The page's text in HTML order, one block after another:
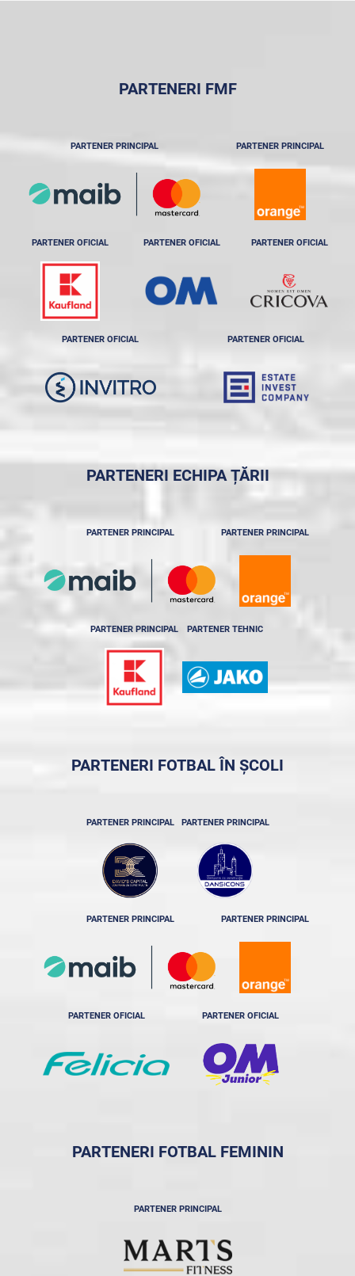
PARTENERI FMF
PARTENER PRINCIPAL PARTENER PRINCIPAL
PARTENER OFICIAL PARTENER OFICIAL PARTENER OFICIAL
PARTENER OFICIAL PARTENER OFICIAL
PARTENERI ECHIPA ȚĂRII
PARTENER PRINCIPAL PARTENER PRINCIPAL
PARTENER PRINCIPAL PARTENER TEHNIC
PARTENERI FOTBAL ÎN ȘCOLI
PARTENER PRINCIPAL PARTENER PRINCIPAL
PARTENER PRINCIPAL PARTENER PRINCIPAL
PARTENER OFICIAL PARTENER OFICIAL
PARTENERI FOTBAL FEMININ
PARTENER PRINCIPAL